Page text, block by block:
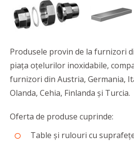
Produsele provin de la furnizori
piaţa oţelurilor inoxidabile,
furnizori din Austria, Germania,
Olanda, Cehia, Finlanda şi Turcia.
Oferta de produse cuprinde:
Table şi rulouri cu